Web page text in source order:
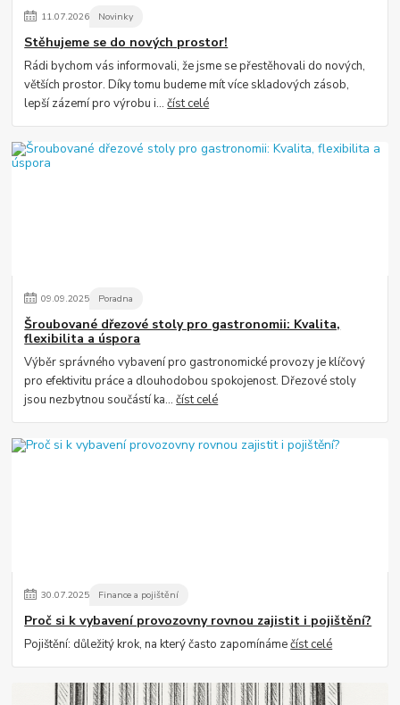
11.07.2026 Novinky
Stěhujeme se do nových prostor!
Rádi bychom vás informovali, že jsme se přestěhovali do nových,
větších prostor. Díky tomu budeme mít více skladových zásob,
lepší zázemí pro výrobu i...číst celé
09.09.2025 Poradna
Šroubované dřezové stoly pro gastronomii: Kvalita,
flexibilita a úspora
Výběr správného vybavení pro gastronomické provozy je klíčový
pro efektivitu práce a dlouhodobou spokojenost. Dřezové stoly
jsou nezbytnou součástí ka...číst celé
30.07.2025 Finance a pojištění
Proč si k vybavení provozovny rovnou zajistit i pojištění?
Pojištění: důležitý krok, na který často zapomínámečíst celé